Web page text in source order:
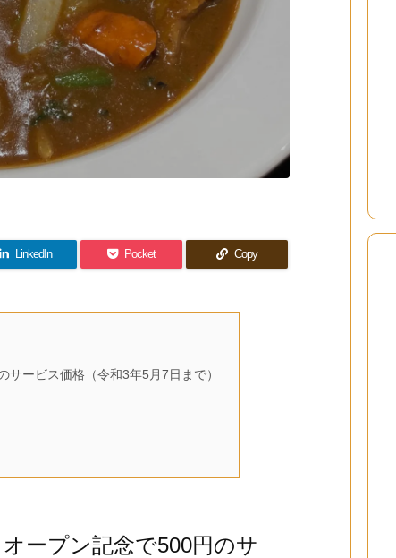
LinkedIn Pocket Copy
ービス価格（令和3年5月7日まで）
ープン記念で500円のサ